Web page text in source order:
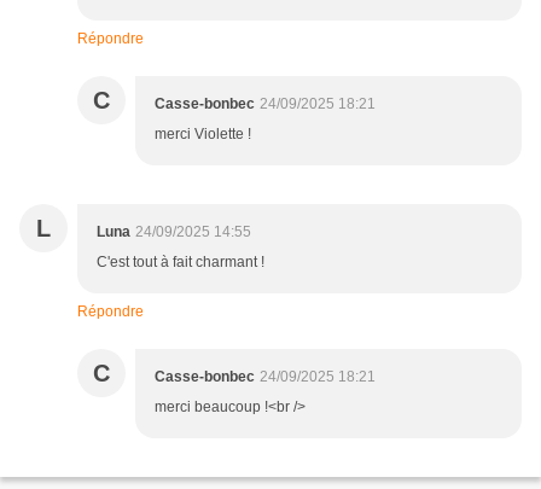
Répondre
C Casse-bonbec 24/09/2025 18:21
merci Violette !
L Luna 24/09/2025 14:55
C'est tout à fait charmant !
Répondre
C Casse-bonbec 24/09/2025 18:21
merci beaucoup !<br />